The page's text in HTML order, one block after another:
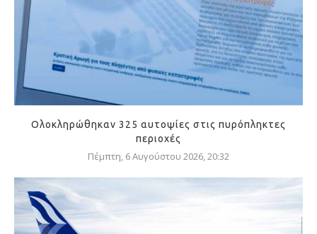
Ολοκληρώθηκαν 325 αυτοψίες στις πυρόπληκτες
περιοχές
Πέμπτη, 6 Αυγούστου 2026, 20:32